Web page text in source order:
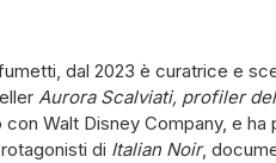
dal 2023 è curatrice e
Aurora Scalviati, profiler
Walt Disney Company, e ha
di Italian Noir,